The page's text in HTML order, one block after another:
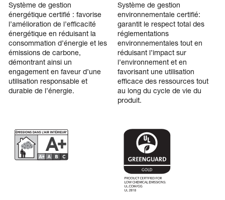
Système de gestion
énergétique certifié : favorise
l’amélioration de l’efficacité
énergétique en réduisant la
consommation d’énergie et les
émissions de carbone,
démontrant ainsi un
engagement en faveur d’une
utilisation responsable et
durable de l’énergie.
Système de gestion
environnementale certifié:
garantit le respect total des
réglementations
environnementales tout en
réduisant l’impact sur
l’environnement et en
favorisant une utilisation
efficace des ressources tout
au long du cycle de vie du
produit.